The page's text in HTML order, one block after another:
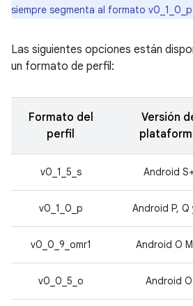
siempre segmenta al formato
Las siguientes opciones están
un formato de perfil:
Formato del
perfil
Versión
v0_1_5_s Android S+
v0_1_0_p Android P, Q
v0_0_9_omr1 Android O
v0_0_5_o Android O